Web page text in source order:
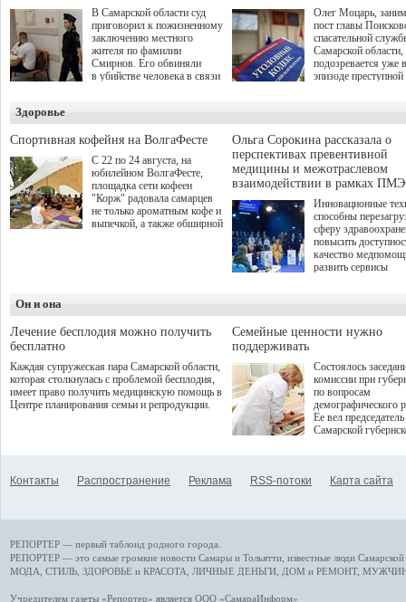
В Самарской области суд
приговорил к пожизненному
заключению местного
жителя по фамилии
Смирнов. Его обвиняли
в убийстве человека в связи
Олег Моцарь,
пост главы
спасательной
Самарской области,
подозревается уже
эпизоде преступной
а сам он
Здоровье
Спортивная кофейня на ВолгаФесте
С 22 по 24 августа, на
юбилейном ВолгаФесте,
площадка сети кофеен
"Корж" радовала самарцев
не только ароматным кофе и
выпечкой, а также обширной
Ольга Сорокина рассказала о
перспективах превентивной
медицины и межотраслевом
взаимодействии в рамках
Инновационные
способны
сферу
повысить
качество
развить сервисы
определенными
К ним можно
возникающие при
данными
более динамичного
проникновения
сегмент
отраслевое
рассказала Ольга
ходе сессии
качества жизни" в
ПМЭФ 2025. В
Он и она
Лечение бесплодия можно получить
бесплатно
Каждая супружеская пара Самарской области,
которая столкнулась с проблемой бесплодия,
имеет право получить медицинскую помощь в
Центре планирования семьи и репродукции.
Семейные ценности нужно
поддерживать
Состоялось
комиссии при
по вопросам
демографического
Ее вел председатель
Самарской
Контакты Распространение Реклама RSS-потоки Карта сайта
РЕПОРТЕР — первый таблоид родного города.
РЕПОРТЕР — это самые громкие новости Самары и Тольятти, известные люди
МОДА, СТИЛЬ ЗДОРОВЬЕ и КРАСОТА ЛИЧНЫЕ ДЕНЬГИ ДОМ и РЕМОНТ,
Учредителем газеты «Репортер» является ООО «СамараИнформ»